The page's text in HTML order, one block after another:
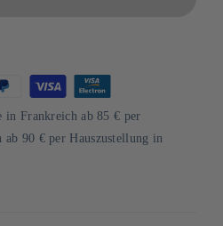
in Frankreich ab 85 € per
ab 90 € per Hauszustellung in